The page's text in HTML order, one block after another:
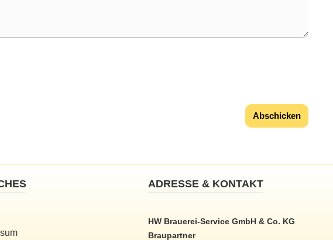
Abschicken
ADRESSE & KONTAKT
HW Brauerei-Service GmbH & Co. KG
Braupartner